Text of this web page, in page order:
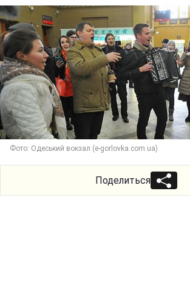
Фото: Одеський вокзал (e-gorlovka.com.ua)
Поделиться